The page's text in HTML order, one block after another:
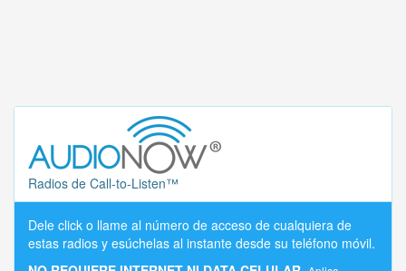
Radios de Call-to-Listen™
Dele click o llame al número de acceso de cualquiera de
estas radios y esúchelas al instante desde su teléfono móvil.